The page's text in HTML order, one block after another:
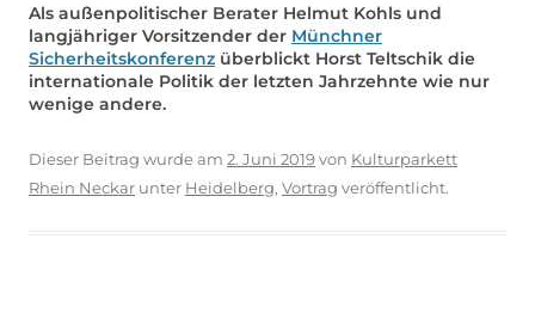
Als außenpolitischer Berater Helmut Kohls und
langjähriger Vorsitzender der Münchner
Sicherheitskonferenz überblickt Horst Teltschik die
internationale Politik der letzten Jahrzehnte wie nur
wenige andere.
Dieser Beitrag wurde am 2. Juni 2019von Kulturparkett
Rhein Neckar unter Heidelberg, Vortrag veröffentlicht.